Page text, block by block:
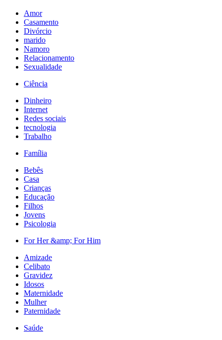
Amor
Casamento
Divórcio
marido
Namoro
Relacionamento
Sexualidade
Ciência
Dinheiro
Internet
Redes sociais
tecnologia
Trabalho
Família
Bebês
Casa
Crianças
Educação
Filhos
Jovens
Psicologia
For Her &amp; For Him
Amizade
Celibato
Gravidez
Idosos
Maternidade
Mulher
Paternidade
Saúde